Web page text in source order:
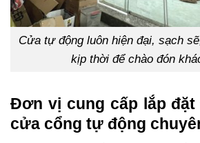
Cửa tự động luôn hiện đại, sạch
kịp thời để chào đón
Đơn vị cung cấp lắp
cửa cổng tự động